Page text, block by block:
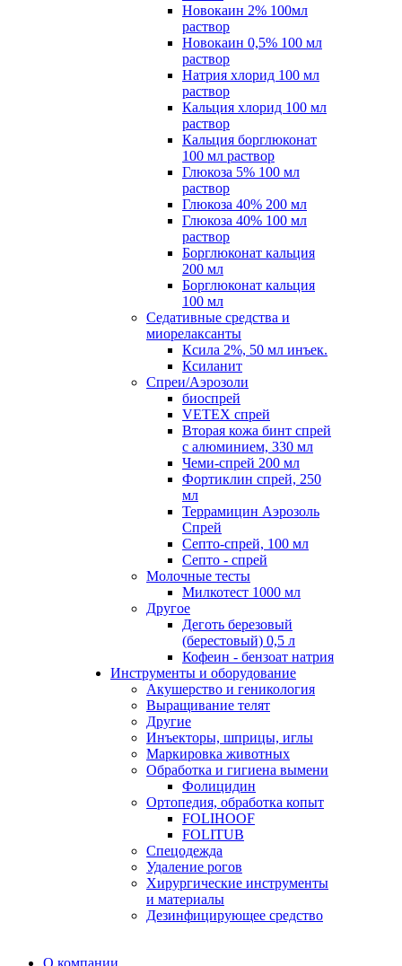
Новокаин 2% 100мл
раствор
Новокаин 0,5% 100 мл
раствор
Натрия хлорид 100 мл
раствор
Кальция хлорид 100 мл
раствор
Кальция борглюконат
100 мл раствор
Глюкоза 5% 100 мл
раствор
Глюкоза 40% 200 мл
Глюкоза 40% 100 мл
раствор
Борглюконат кальция
200 мл
Борглюконат кальция
100 мл
Седативные средства и
миорелаксанты
Ксила 2%, 50 мл инъек.
Ксиланит
Спреи/Аэрозоли
биоспрей
VETEX спрей
Вторая кожа бинт спрей
с алюминием, 330 мл
Чеми-спрей 200 мл
Фортиклин спрей, 250
мл
Террамицин Аэрозоль
Спрей
Септо-спрей, 100 мл
Септо - спрей
Молочные тесты
Милкотест 1000 мл
Другое
Деготь березовый
(берестовый) 0,5 л
Кофеин - бензоат натрия
Инструменты и оборудование
Акушерство и геникология
Выращивание телят
Другие
Инъекторы, шприцы, иглы
Маркировка животных
Обработка и гигиена вымени
Фолицидин
Ортопедия, обработка копыт
FOLIHOOF
FOLITUB
Спецодежда
Удаление рогов
Хирургические инструменты
и материалы
Дезинфицирующее средство
О компании